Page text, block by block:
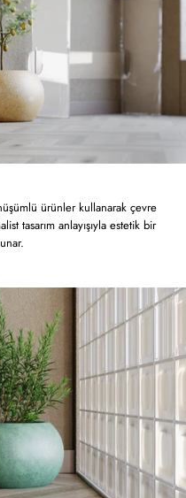
ürünler kullanarak çevre
tasarım anlayışıyla estetik bir